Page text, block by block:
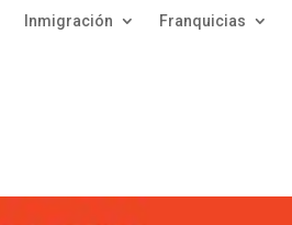
Inmigración Franquicias